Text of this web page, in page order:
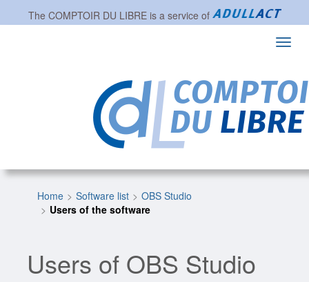
The COMPTOIR DU LIBREis a service of
Home Software list
OBS Studio
Users of the software
Users of OBS Studio